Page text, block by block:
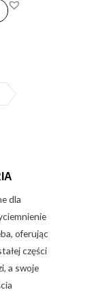
dla
oferując
części
a swoje